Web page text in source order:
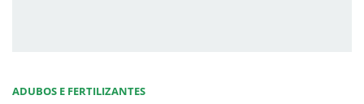
ADUBOS E FERTILIZANTES